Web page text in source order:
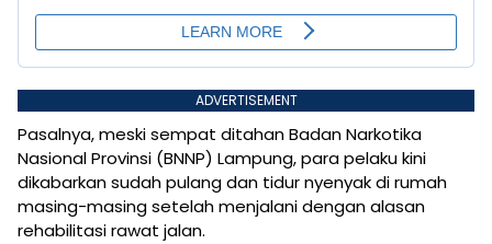
ADVERTISEMENT
Pasalnya, meski sempat ditahan Badan Narkotika
Nasional Provinsi (BNNP) Lampung, para pelaku kini
dikabarkan sudah pulang dan tidur nyenyak di rumah
masing-masing setelah menjalani dengan alasan
rehabilitasi rawat jalan.